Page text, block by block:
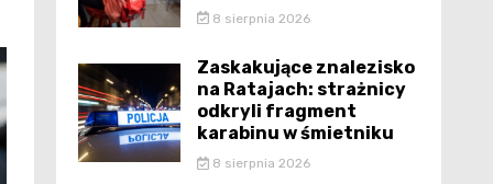
8 sierpnia 2026
Zaskakujące znalezisko
na Ratajach: strażnicy
odkryli fragment
karabinu w śmietniku
8 sierpnia 2026